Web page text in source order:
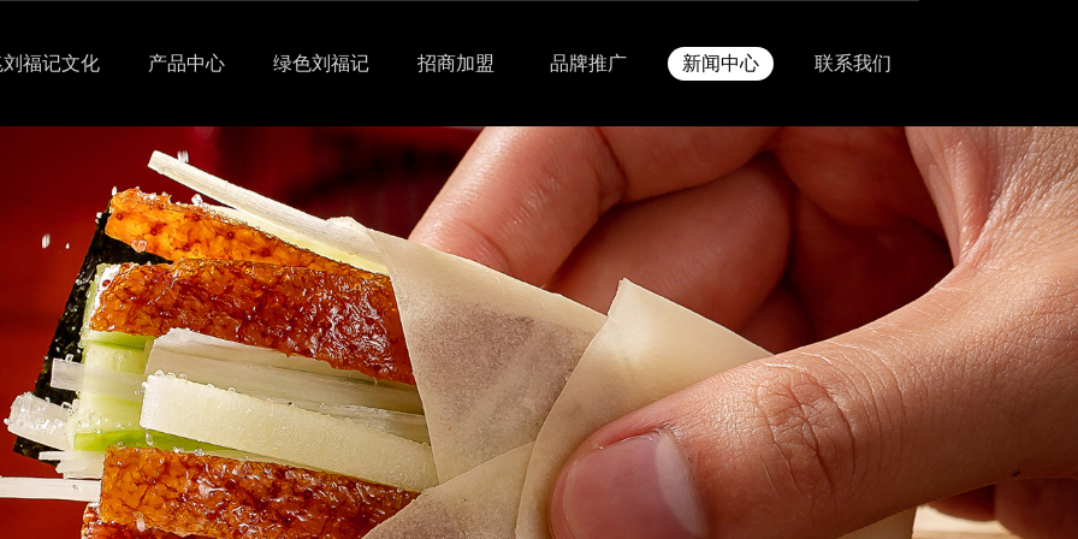
福记文化 产品中心 绿色刘福记 招商加盟 品牌推广 新闻中心 联系我们